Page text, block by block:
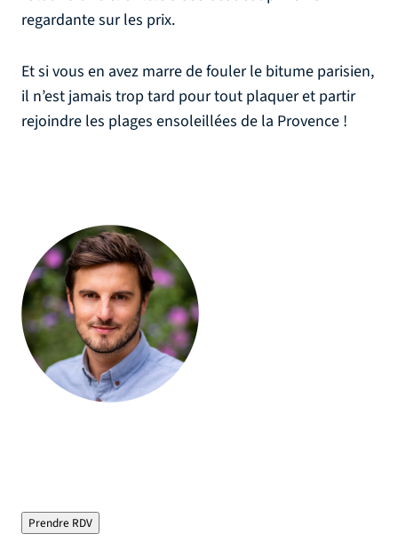
regardante sur les prix.
Et si vous en avez marre de fouler le bitume parisien,
il n’est jamais trop tard pour tout plaquer et partir
rejoindre les plages ensoleillées de la Provence !
Prendre RDV